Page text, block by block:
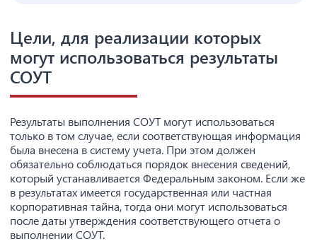
Цели, для реализации которых
могут использоваться результаты
СОУТ
Результаты выполнения СОУТ могут использоваться
только в том случае, если соответствующая информация
была внесена в систему учета. При этом должен
обязательно соблюдаться порядок внесения сведений,
который устанавливается Федеральным законом. Если же
в результатах имеется государственная или частная
корпоративная тайна, тогда они могут использоваться
после даты утверждения соответствующего отчета о
выполнении СОУТ.